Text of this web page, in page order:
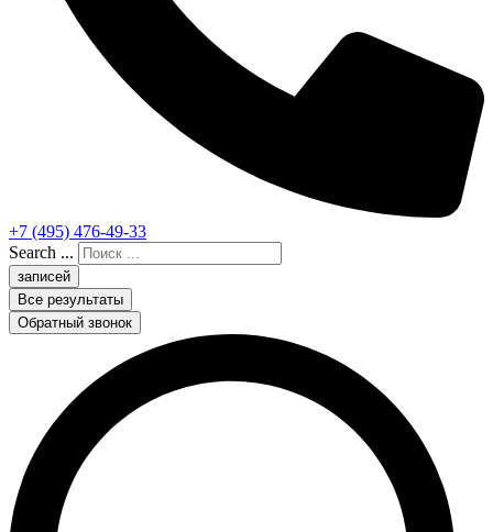
+7 (495) 476-49-33
Search ...
записей
Все результаты
Обратный звонок